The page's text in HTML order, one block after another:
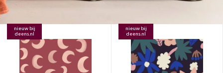
nieuw bij
deens.nl
nieuw bij
deens.nl